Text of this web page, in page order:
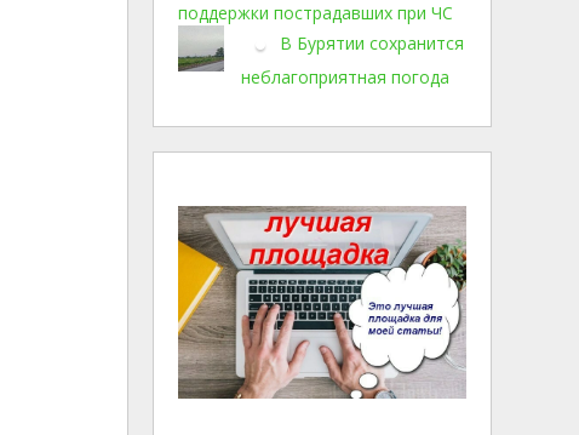
поддержки пострадавших при ЧС
В Бурятии сохранится
неблагоприятная погода